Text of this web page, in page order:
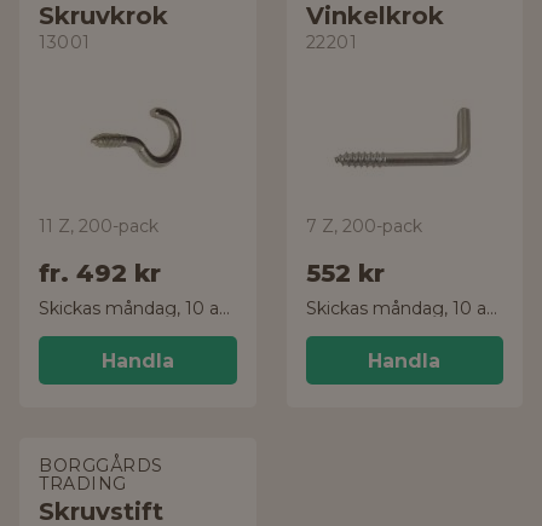
Skruvkrok
13001
11 Z, 200-pack
fr. 492 kr
Skickas måndag, 10 aug.
Handla
Vinkelkrok
22201
7 Z, 200-pack
552 kr
Skickas måndag, 10 aug.
Handla
BORGGÅRDS
TRADING
Skruvstift